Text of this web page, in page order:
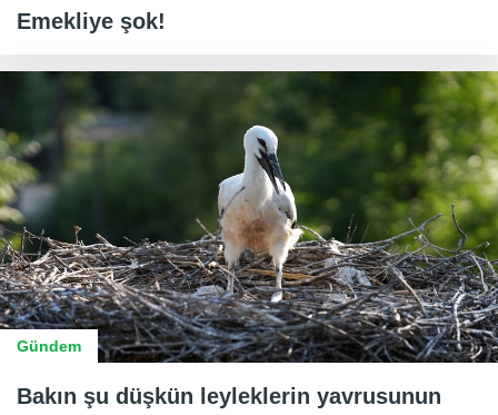
Emekliye şok!
Gündem
Bakın şu düşkün leyleklerin yavrusunun